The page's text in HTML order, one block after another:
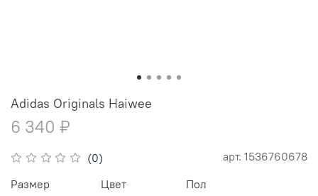
(0) арт. 1536760678
Adidas Originals Haiwee
6 340 ₽
Размер Цвет Пол